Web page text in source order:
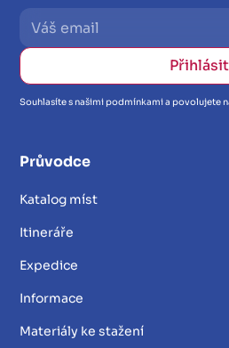
Souhlasíte s našimi podmínkami a povolujete
Průvodce
Katalog míst
Itineráře
Expedice
Informace
Materiály ke stažení